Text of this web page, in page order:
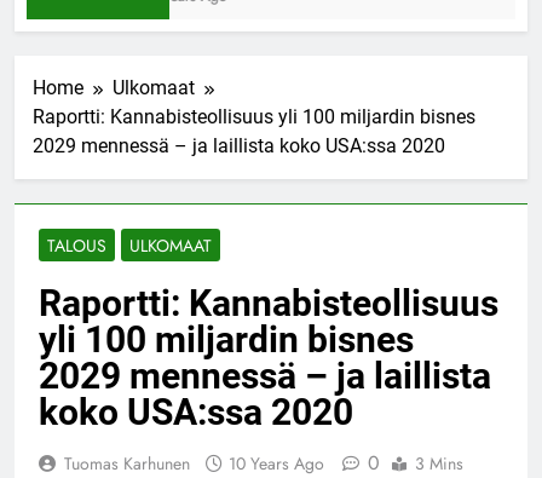
Home
Ulkomaat
Raportti: Kannabisteollisuus yli 100 miljardin bisnes
2029 mennessä – ja laillista koko USA:ssa 2020
TALOUS ULKOMAAT
Raportti: Kannabisteollisuus
yli 100 miljardin bisnes
2029 mennessä – ja laillista
koko USA:ssa 2020
Tuomas Karhunen 10 Years Ago 0 3 Mins